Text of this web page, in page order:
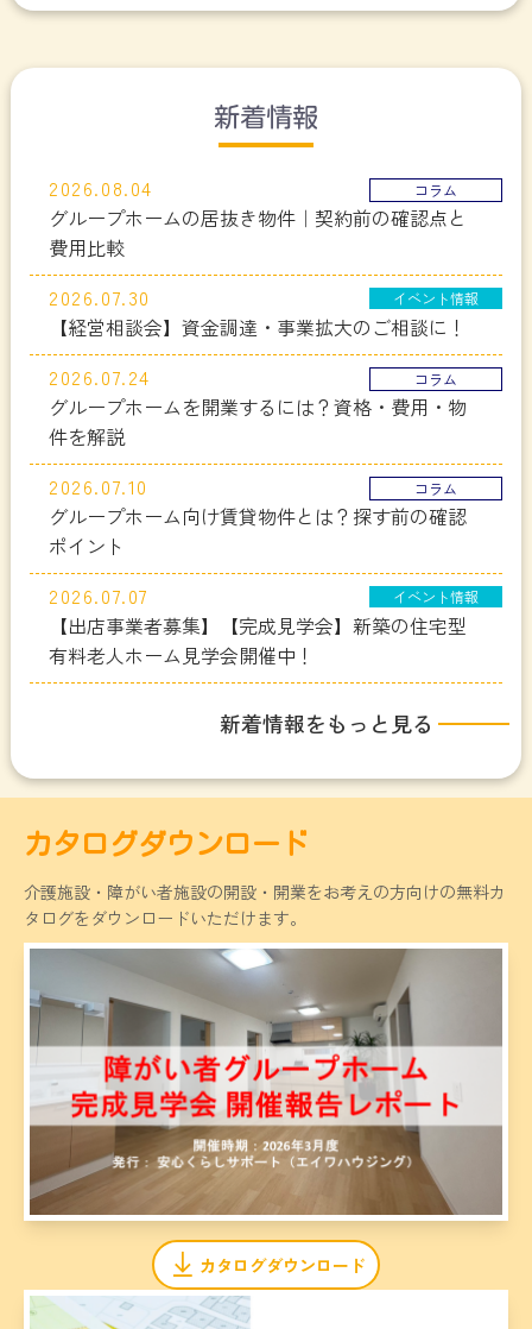
新着情報
2026.08.04 コラム
グループホームの居抜き物件｜契約前の確認点と
費用比較
2026.07.30
イベント情報
【経営相談会】資金調達・事業拡大のご相談に！
2026.07.24
コラム
グループホームを開業するには？資格・費用・物
件を解説
2026.07.10
コラム
グループホーム向け賃貸物件とは？探す前の確認
ポイント
2026.07.07
イベント情報
【出店事業者募集】【完成見学会】新築の住宅型
有料老人ホーム見学会開催中！
新着情報をもっと見る
カタログダウンロード
介護施設・障がい者施設の開設・開業をお考えの方向けの無料カ
タログをダウンロードいただけます。
カタログダウンロード